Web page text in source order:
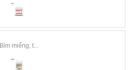
Bỉm miếng, t...